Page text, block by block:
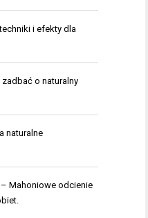
i efekty dla
o naturalny
naturalne
Mahoniowe odcienie